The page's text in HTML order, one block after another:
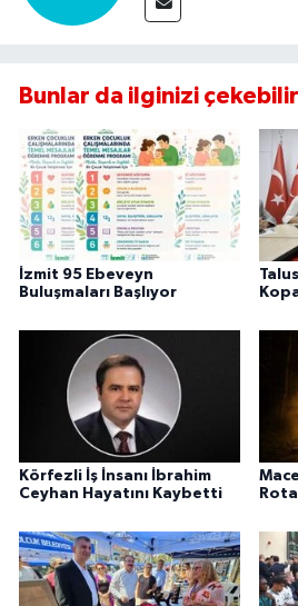
Bunlar da ilginizi çekebilir
İzmit 95 Ebeveyn
Buluşmaları Başlıyor
Körfezli İş İnsanı İbrahim
Ceyhan Hayatını Kaybetti